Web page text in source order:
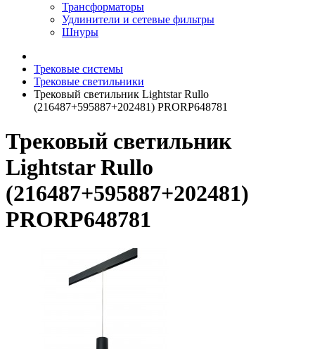
Трансформаторы
Удлинители и сетевые фильтры
Шнуры
Трековые системы
Трековые светильники
Трековый светильник Lightstar Rullo
(216487+595887+202481) PRORP648781
Трековый светильник
Lightstar Rullo
(216487+595887+202481)
PRORP648781